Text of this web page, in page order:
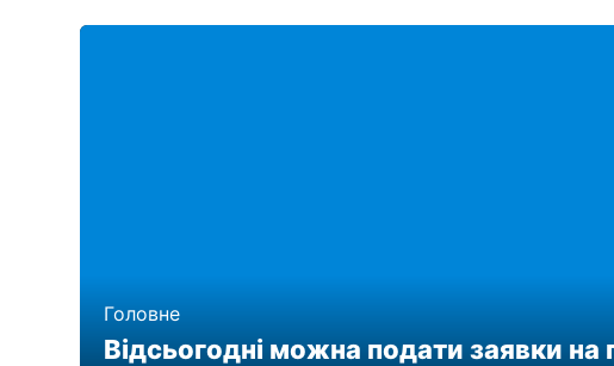
Головне
Відсьогодні можна подати заявки на